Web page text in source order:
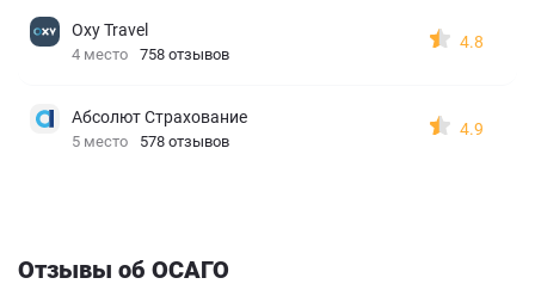
Oxy Travel
4 место 758 отзывов
4.8
Абсолют Страхование
5 место 578 отзывов
4.9
Отзывы об ОСАГО